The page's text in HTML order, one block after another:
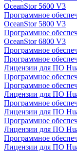
OceanStor 5600 V3
Программное
OceanStor 5800 V3
Программное
OceanStor 6800 V3
Программное
Программное
Лицензии для ПО
Программное
Программное
Лицензии для ПО
Программное
Лицензии для ПО
Программное
Лицензии для ПО
Программное
Лицензии для ПО